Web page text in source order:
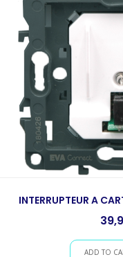
INTERRUPTEUR A
Prix
ADD TO